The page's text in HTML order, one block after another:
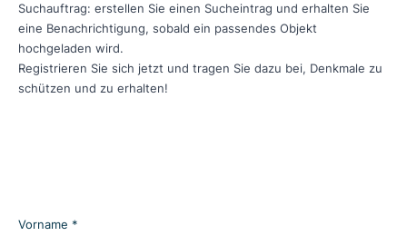
Suchauftrag: erstellen Sie einen Sucheintrag und erhalten Sie
eine Benachrichtigung, sobald ein passendes Objekt
hochgeladen wird.
Registrieren Sie sich jetzt und tragen Sie dazu bei, Denkmale zu
schützen und zu erhalten!
Vorname *